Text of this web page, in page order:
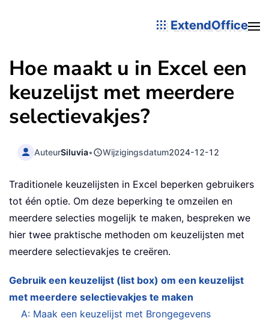
ExtendOffice
Hoe maakt u in Excel een
keuzelijst met meerdere
selectievakjes?
AuteurSiluvia• Wijzigingsdatum2024-12-12
Traditionele keuzelijsten in Excel beperken gebruikers
tot één optie. Om deze beperking te omzeilen en
meerdere selecties mogelijk te maken, bespreken we
hier twee praktische methoden om keuzelijsten met
meerdere selectievakjes te creëren.
Gebruik een keuzelijst (list box) om een keuzelijst
met meerdere selectievakjes te maken
A: Maak een keuzelijst met Brongegevens